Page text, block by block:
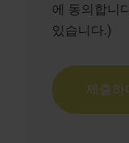
에 동의합니
있습니다.)